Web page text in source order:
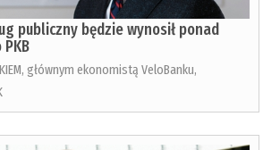
publiczny będzie wynosił ponad
głównym ekonomistą VeloBanku,